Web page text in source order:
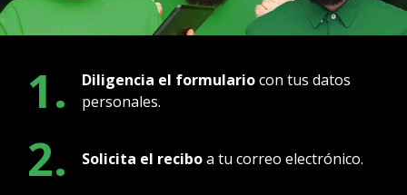
1. Diligencia el formulariocon tus datos
personales.
2. Solicita el reciboa tu correo electrónico.